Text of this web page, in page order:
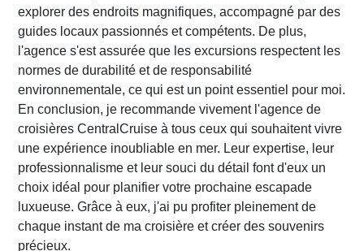
explorer des endroits magnifiques, accompagné par des
guides locaux passionnés et compétents. De plus,
l'agence s'est assurée que les excursions respectent les
normes de durabilité et de responsabilité
environnementale, ce qui est un point essentiel pour moi.
En conclusion, je recommande vivement l'agence de
croisières CentralCruise à tous ceux qui souhaitent vivre
une expérience inoubliable en mer. Leur expertise, leur
professionnalisme et leur souci du détail font d'eux un
choix idéal pour planifier votre prochaine escapade
luxueuse. Grâce à eux, j'ai pu profiter pleinement de
chaque instant de ma croisière et créer des souvenirs
précieux.